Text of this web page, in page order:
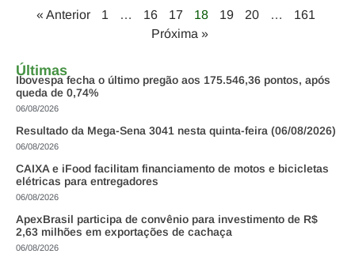
« Anterior 1 … 16 17 18 19 20 …
161
Próxima »
Últimas
Ibovespa fecha o último pregão aos 175.546,36 pontos, após
queda de 0,74%
06/08/2026
Resultado da Mega-Sena 3041 nesta quinta-feira (06/08/2026)
06/08/2026
CAIXA e iFood facilitam financiamento de motos e bicicletas
elétricas para entregadores
06/08/2026
ApexBrasil participa de convênio para investimento de R$
2,63 milhões em exportações de cachaça
06/08/2026